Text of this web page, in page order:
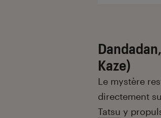
Kaze)
Le mystère
directement
Tatsu y